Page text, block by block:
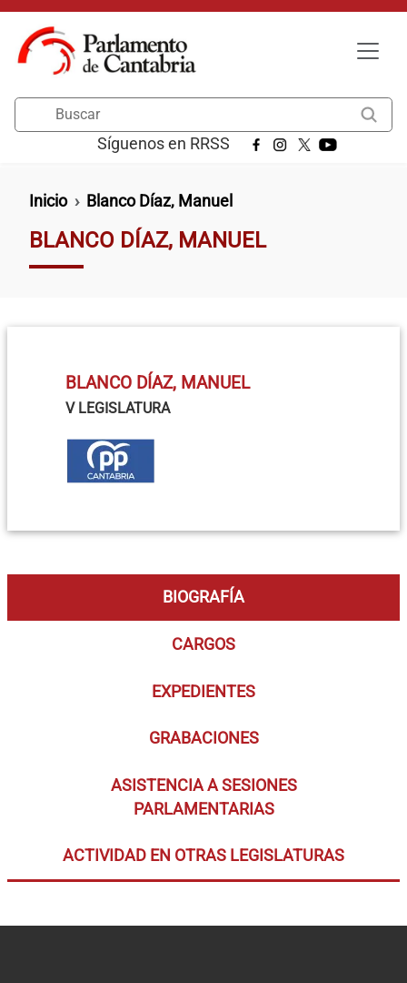
Pasar al contenido principal
Síguenos en RRSS
Ruta de navegación
Inicio Blanco Díaz, Manuel
BLANCO DÍAZ, MANUEL
BLANCO DÍAZ, MANUEL
V LEGISLATURA
BIOGRAFÍA
CARGOS
EXPEDIENTES
GRABACIONES
ASISTENCIA A SESIONES
PARLAMENTARIAS
ACTIVIDAD EN OTRAS LEGISLATURAS